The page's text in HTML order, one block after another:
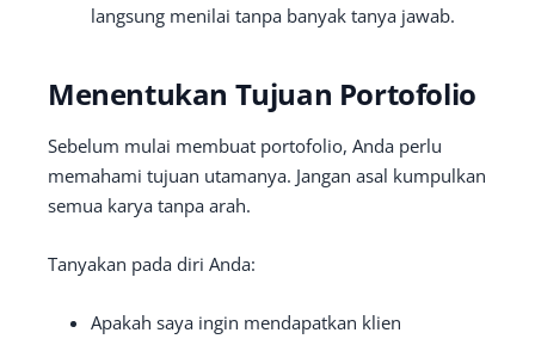
langsung menilai tanpa banyak tanya jawab.
Menentukan Tujuan Portofolio
Sebelum mulai membuat portofolio, Anda perlu
memahami tujuan utamanya. Jangan asal kumpulkan
semua karya tanpa arah.
Tanyakan pada diri Anda:
Apakah saya ingin mendapatkan klien